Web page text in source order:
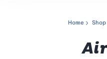
Home Shop